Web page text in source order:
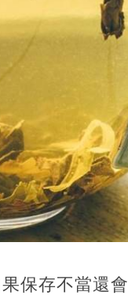
保存不當還會